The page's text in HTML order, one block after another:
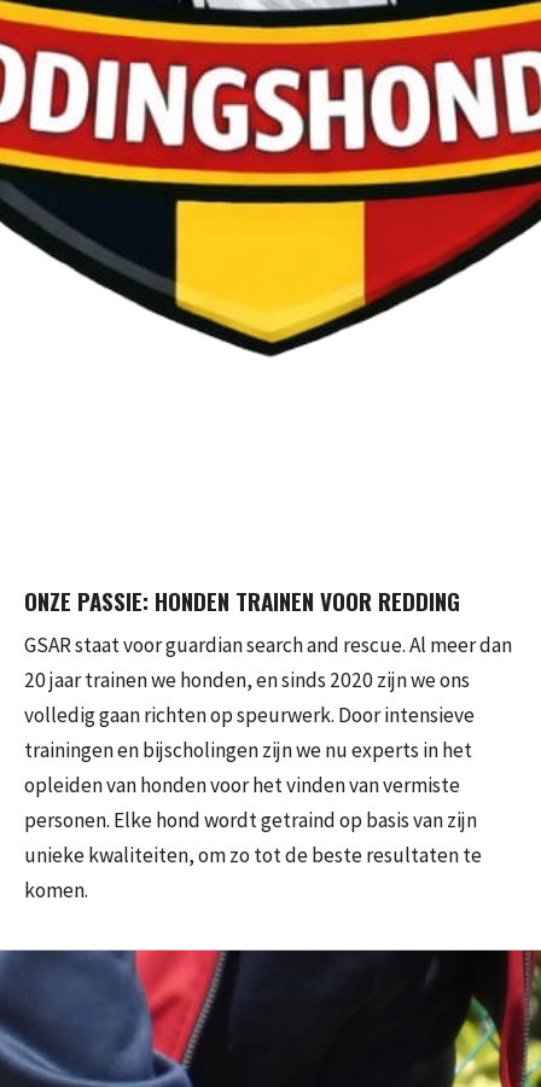
ONZE PASSIE: HONDEN TRAINEN VOOR REDDING
GSAR staat voor guardian search and rescue. Al meer dan
20 jaar trainen we honden, en sinds 2020 zijn we ons
volledig gaan richten op speurwerk. Door intensieve
trainingen en bijscholingen zijn we nu experts in het
opleiden van honden voor het vinden van vermiste
personen. Elke hond wordt getraind op basis van zijn
unieke kwaliteiten, om zo tot de beste resultaten te
komen.